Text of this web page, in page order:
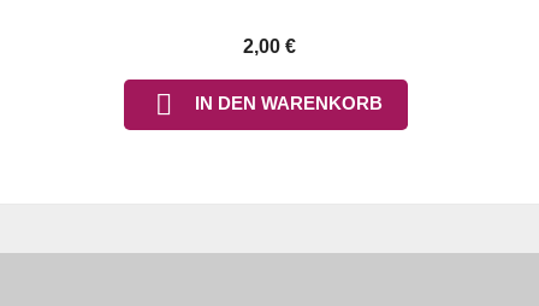
2,00 €
 IN DEN WARENKORB